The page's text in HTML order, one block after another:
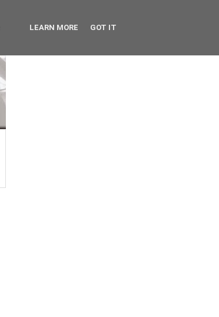
LEARN MORE GOT IT